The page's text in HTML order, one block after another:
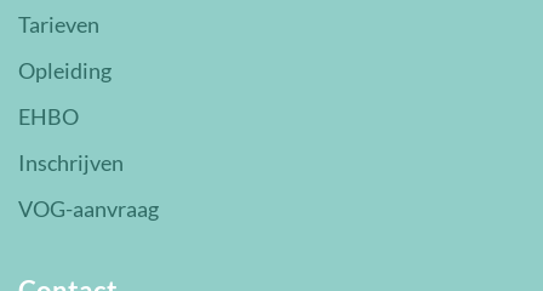
Tarieven
Opleiding
EHBO
Inschrijven
VOG-aanvraag